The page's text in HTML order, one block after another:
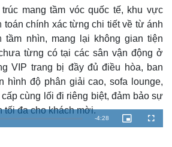
Infographic
mang tầm vóc quốc tế, khu vực
toán chính xác từng chi tiết về từ ánh
tầm nhìn, mang lại không gian tiện
từng có tại các sân vận động ở
VIP trang bị đầy đủ điều hòa, ban
hình độ phân giải cao, sofa lounge,
cùng lối đi riêng biệt, đảm bảo sự
tối đa cho khách mời.
R
-4:28
P
i
F
u